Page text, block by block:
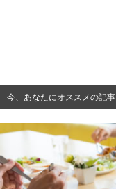
今、あなたにオススメの記事